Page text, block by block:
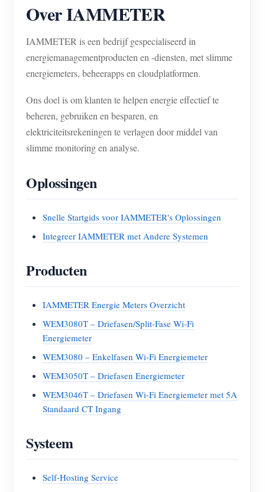
Over IAMMETER
IAMMETER is een bedrijf gespecialiseerd in
energiemanagementproducten en -diensten, met slimme
energiemeters, beheerapps en cloudplatformen.
Ons doel is om klanten te helpen energie effectief te
beheren, gebruiken en besparen, en
elektriciteitsrekeningen te verlagen door middel van
slimme monitoring en analyse.
Oplossingen
Snelle Startgids voor IAMMETER's Oplossingen
Integreer IAMMETER met Andere Systemen
Producten
IAMMETER Energie Meters Overzicht
WEM3080T – Driefasen/Split-Fase Wi-Fi
Energiemeter
WEM3080 – Enkelfasen Wi-Fi Energiemeter
WEM3050T – Driefasen Energiemeter
WEM3046T – Driefasen Wi-Fi Energiemeter met 5A
Standaard CT Ingang
Systeem
Self-Hosting Service